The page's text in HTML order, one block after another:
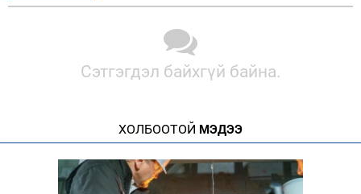
Сэтгэгдэл байхгүй байна.
ХОЛБООТОЙ МЭДЭЭ